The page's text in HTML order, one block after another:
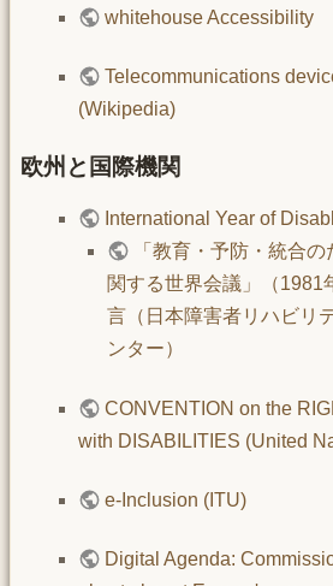
whitehouse Accessibility
Telecommunications
(Wikipedia)
欧州と国際機関
International Year of
「教育・予防・統合
関する世界会議」（1981
言（日本障害者リハビリ
ンター）
CONVENTION on the
with DISABILITIES (United
e-Inclusion (ITU)
Digital Agenda: